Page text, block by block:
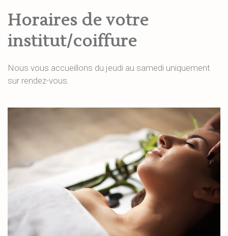
Horaires de votre
institut/coiffure
Nous vous accueillons du jeudi au samedi uniquement
sur rendez-vous.